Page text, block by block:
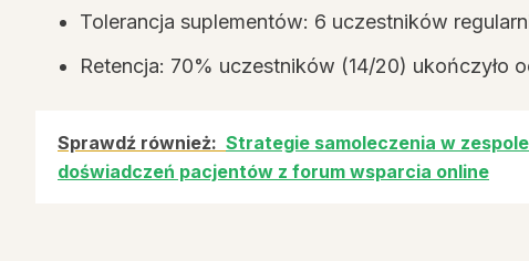
Tolerancja suplementów: 6 uczestników
Retencja: 70% uczestników (14/20) ukończyło
Sprawdź również: Strategie samoleczenia w
doświadczeń pacjentów z forum wsparcia online